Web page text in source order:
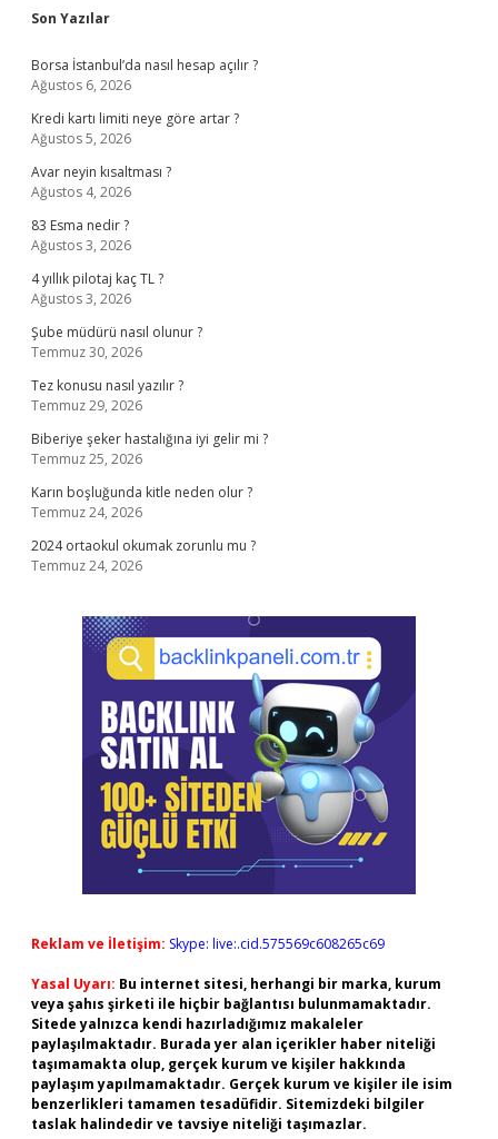
Sidebar
Son Yazılar
Borsa İstanbul’da nasıl hesap açılır ?
Ağustos 6, 2026
Kredi kartı limiti neye göre artar ?
Ağustos 5, 2026
Avar neyin kısaltması ?
Ağustos 4, 2026
83 Esma nedir ?
Ağustos 3, 2026
4 yıllık pilotaj kaç TL ?
Ağustos 3, 2026
Şube müdürü nasıl olunur ?
Temmuz 30, 2026
Tez konusu nasıl yazılır ?
Temmuz 29, 2026
Biberiye şeker hastalığına iyi gelir mi ?
Temmuz 25, 2026
Karın boşluğunda kitle neden olur ?
Temmuz 24, 2026
2024 ortaokul okumak zorunlu mu ?
Temmuz 24, 2026
Reklam ve İletişim: Skype: live:.cid.575569c608265c69
Yasal Uyarı: Bu internet sitesi, herhangi bir marka, kurum
veya şahıs şirketi ile hiçbir bağlantısı bulunmamaktadır.
Sitede yalnızca kendi hazırladığımız makaleler
paylaşılmaktadır. Burada yer alan içerikler haber niteliği
taşımamakta olup, gerçek kurum ve kişiler hakkında
paylaşım yapılmamaktadır. Gerçek kurum ve kişiler ile isim
benzerlikleri tamamen tesadüfidir. Sitemizdeki bilgiler
taslak halindedir ve tavsiye niteliği taşımazlar.